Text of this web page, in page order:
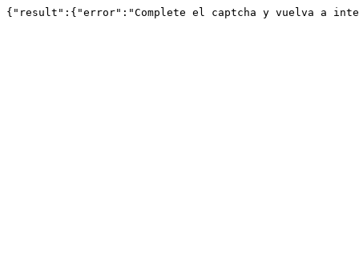
{"result":{"error":"Complete el captcha y vuelva a